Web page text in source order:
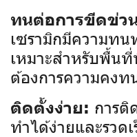
ทนต่อการขีดข่ว
เซรามิกมีความท
เหมาะสำหรับพื้น
ต้องการความคงท
ติดตั้งง่าย: การติ
ทำได้ง่ายและรวด